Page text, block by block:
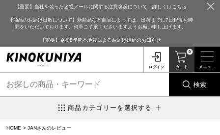
【重要】当社を装った迷惑メールに関する注意喚起について 詳しくはこちら
【商品のお届け日数について】新商品など商品によっては、出荷までに7日程度お時
間をいただいております。何卒ご了承くださいますようお願い申し上げます。
【重要】令和8年熊本地震によるお届け遅延のお知らせ
0
検索
商品カテゴリーを選択する
HOME JANさんのレビュー